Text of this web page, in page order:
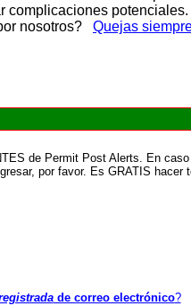
complicaciones
nosotros? Quejas
de Permit Post Alerts. En
por favor. Es GRATIS
de correo electrónico?